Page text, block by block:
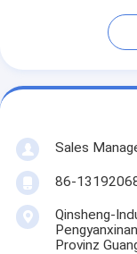
Sales
86-
Qinsheng-
Provinz